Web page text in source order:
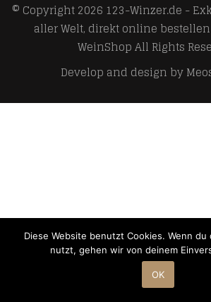
© Copyright 2026 123-Winzer.de -
aller Welt, direkt online
WeinShopAll Rights
Develop and design by
Diese Website benutzt Cookies. Wenn
nutzt, gehen wir von deinem
OK